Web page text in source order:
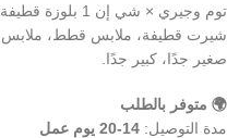
توم وجيري × شي
صغير جدًا، كبير جدًا.
🌍 متوفر بالطلب
مدة التوصيل: 14-20 يوم عمل